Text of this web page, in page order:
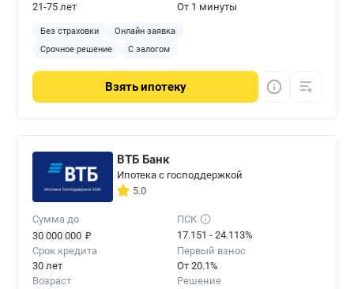
21-75 лет
От 1 минуты
Без страховки
Онлайн заявка
Срочное решение
С залогом
Взятьипотеку
ВТБ Банк
Ипотека с господдержкой
5.0
Сумма до
30 000 000 ₽
ПСК
17.151 - 24.113%
Срок кредита
30 лет
Первый взнос
От 20.1%
Возраст
Решение